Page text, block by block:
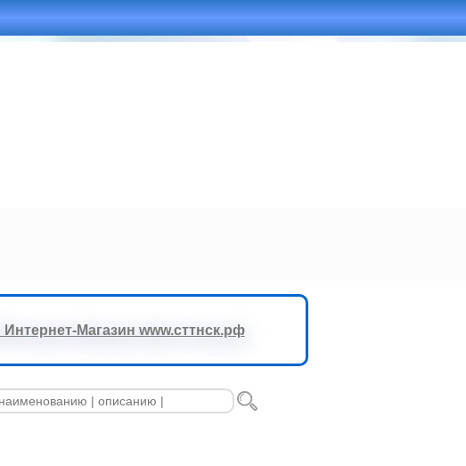
Магазин www.сттнск.рф